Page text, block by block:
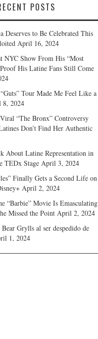
POSTS
Deserves to Be Celebrated This
April 16, 2024
NYC Show From His “Most
His Latine Fans Still Come
Tour Made Me Feel Like a
2024
“The Bronx” Controversy
Don’t Find Her Authentic
About Latine Representation in
TEDx Stage April 3, 2024
Finally Gets a Second Life on
April 2, 2024
“Barbie” Movie Is Emasculating
Missed the Point April 2, 2024
Grylls al ser despedido de
1, 2024